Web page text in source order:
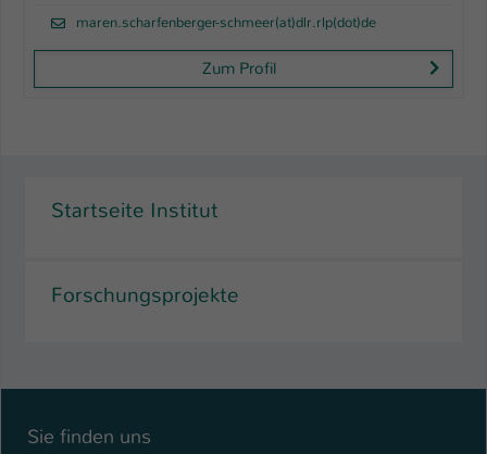
maren.scharfenberger-schmeer(at)dlr.rlp(dot)de
Zum Profil
Startseite Institut
Forschungsprojekte
Sie finden uns